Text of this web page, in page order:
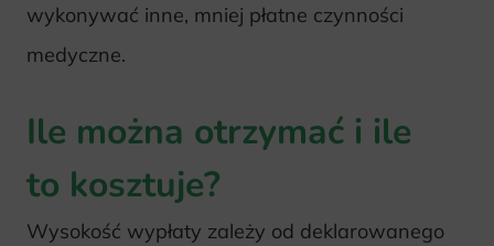
wykonywać inne, mniej płatne czynności
medyczne.
Ile można otrzymać i ile
to kosztuje?
Wysokość wypłaty zależy od deklarowanego